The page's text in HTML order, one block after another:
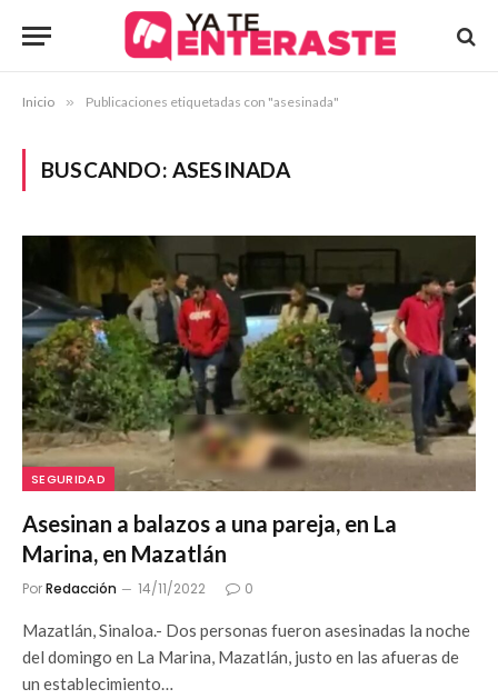
Inicio » Publicaciones etiquetadas con "asesinada"
BUSCANDO: ASESINADA
SEGURIDAD
Asesinan a balazos a una pareja, en La
Marina, en Mazatlán
PorRedacción 14/11/2022 0
Mazatlán, Sinaloa.- Dos personas fueron asesinadas la noche
del domingo en La Marina, Mazatlán, justo en las afueras de
un establecimiento…